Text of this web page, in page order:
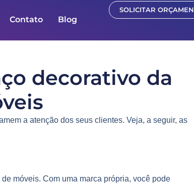
Contato Blog
SOLICITAR
decorativo da
a atenção dos seus clientes. Veja, a seguir, as
móveis. Com uma marca própria, você pode